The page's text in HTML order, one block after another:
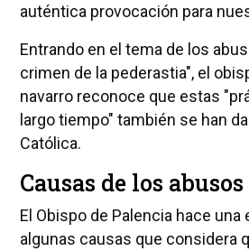
auténtica provocación para
Entrando en el tema de los
crimen de la pederastia", el
navarro reconoce que estas
largo tiempo" también se han
Católica.
Causas de los abusos
El Obispo de Palencia hace
algunas causas que considera